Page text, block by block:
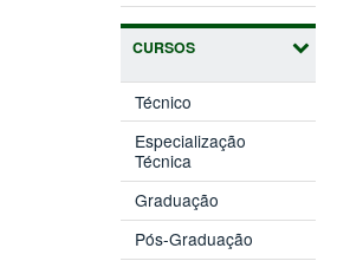
CURSOS
Técnico
Especialização
Técnica
Graduação
Pós-Graduação